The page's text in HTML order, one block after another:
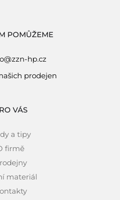
POMŮŽEME
hp.cz
prodejen
VÁS
a tipy
firmě
materiál